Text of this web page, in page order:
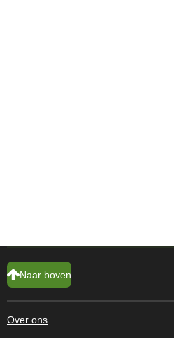
Naar boven
Over ons